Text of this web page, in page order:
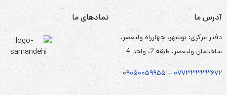
آدرس ما
دفتر مرکزی: بوشهر، چهارراه ولیعصر،
ساختمان ولیعصر، طبقه 2، واحد 4
۰۷۷۳۳۳۳۳۶۷۲ – ۰۹۰۵۰۰۵۹۹۵۵
نمادهای ما